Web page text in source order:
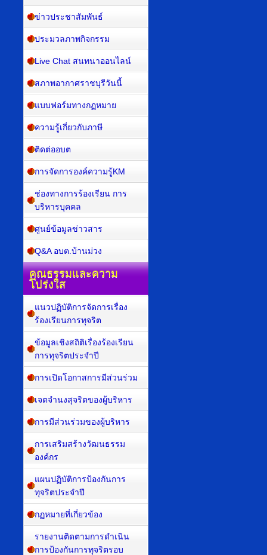
ข่าวประชาสัมพันธ์
ประมวลภาพกิจกรรม
Live Chat สนทนาออนไลน์
สภาพอากาศราชบุรีวันนี้
แบบฟอร์มทางกฏหมาย
ความรู้เกี่ยวกับภาษี
ติดต่ออบต
การจัดการองค์ความรู้KM
ช่องทางการร้องเรียน การ
บริหารบุคคล
ศูนย์ข้อมูลข่าวสาร
Q&A อบต.บ้านม่วง
คุณธรรมและความ
โปร่งใส
แนวปฏิบัติการจัดการเรื่อง
ร้องเรียนการทุจริต
ข้อมูลเชิงสถิติเรื่องร้องเรียน
การทุจริตประจำปี
การเปิดโอกาสการมีส่วนร่วม
เจตจำนงสุจริตของผู้บริหาร
การมีส่วนร่วมของผู้บริหาร
การเสริมสร้างวัฒนธรรม
องค์กร
แผนปฏิบัติการป้องกันการ
ทุจริตประจำปี
กฏหมายที่เกี่ยวข้อง
รายงานติดตามการดำเนิน
การป้องกันการทุจริตรอบ